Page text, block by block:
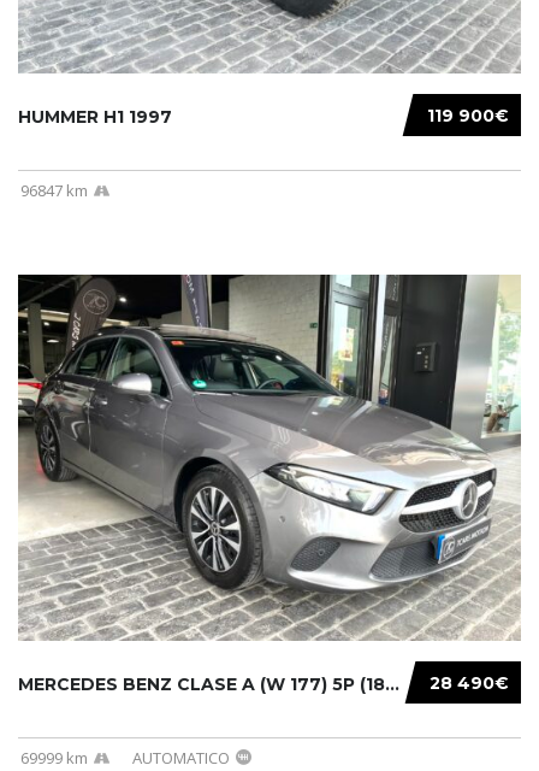
119 900€
HUMMER H1 1997
96847 km
28 490€
MERCEDES BENZ CLASE A (W 177) 5P (18-) 2020....
69999 km AUTOMATICO